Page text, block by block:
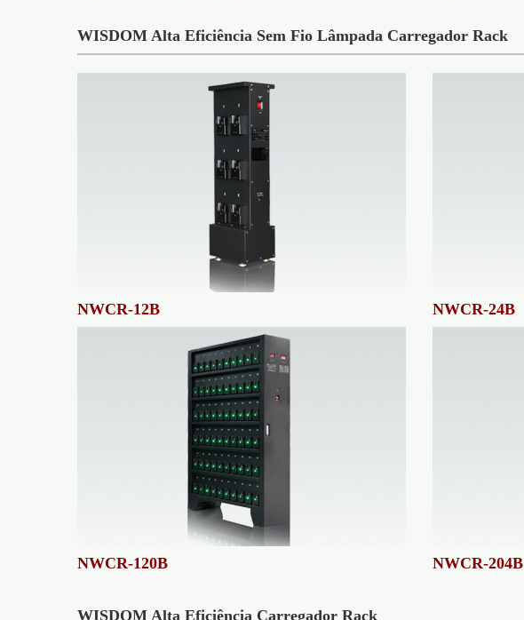
WISDOM Alta Eficiência Sem Fio Lâmpada Carregador Rack
NWCR-12B NWCR-24B
NWCR-120B NWCR-204B
WISDOM Alta Eficiência Carregador Rack